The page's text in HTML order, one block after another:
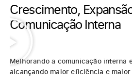
Crescimento,
Comunicação Interna
Melhorando a comunicação interna
alcançando maior eficiência e